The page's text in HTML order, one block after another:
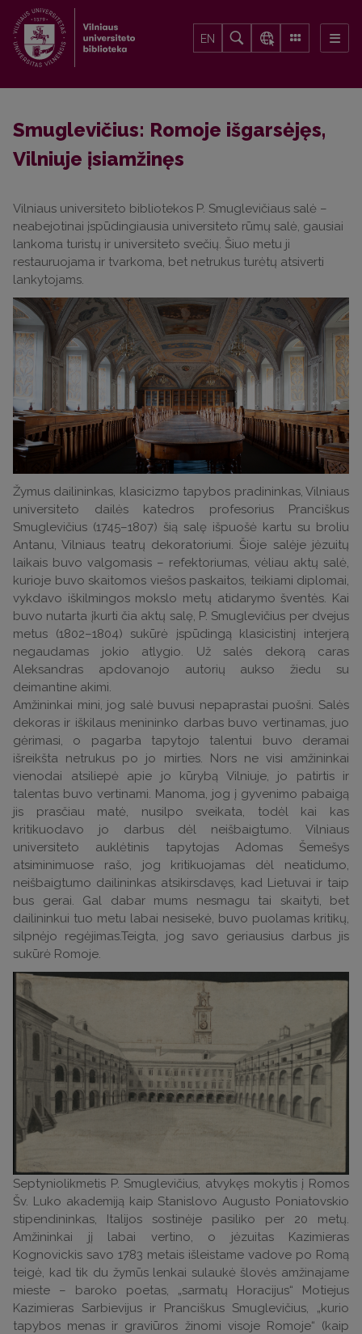
EN
Smuglevičius: Romoje išgarsėjęs,
Vilniuje įsiamžinęs
Vilniaus universiteto bibliotekos P. Smuglevičiaus salė –
neabejotinai įspūdingiausia universiteto rūmų salė, gausiai
lankoma turistų ir universiteto svečių. Šiuo metu ji
restauruojama ir tvarkoma, bet netrukus turėtų atsiverti
lankytojams.
Žymus dailininkas, klasicizmo tapybos pradininkas, Vilniaus
universiteto dailės katedros profesorius Pranciškus
Smuglevičius (1745–1807) šią salę išpuošė kartu su broliu
Antanu, Vilniaus teatrų dekoratoriumi. Šioje salėje jėzuitų
laikais buvo valgomasis – refektoriumas, vėliau aktų salė,
kurioje buvo skaitomos viešos paskaitos, teikiami diplomai,
vykdavo iškilmingos mokslo metų atidarymo šventės. Kai
buvo nutarta įkurti čia aktų salę, P. Smuglevičius per dvejus
metus (1802–1804) sukūrė įspūdingą klasicistinį interjerą
negaudamas jokio atlygio. Už salės dekorą caras
Aleksandras apdovanojo autorių aukso žiedu su
deimantine akimi.
Amžininkai mini, jog salė buvusi nepaprastai puošni. Salės
dekoras ir iškilaus menininko darbas buvo vertinamas, juo
gėrimasi, o pagarba tapytojo talentui buvo deramai
išreikšta netrukus po jo mirties. Nors ne visi amžininkai
vienodai atsiliepė apie jo kūrybą Vilniuje, jo patirtis ir
talentas buvo vertinami. Manoma, jog į gyvenimo pabaigą
jis prasčiau matė, nusilpo sveikata, todėl kai kas
kritikuodavo jo darbus dėl neišbaigtumo. Vilniaus
universiteto auklėtinis tapytojas Adomas Šemešys
atsiminimuose rašo, jog kritikuojamas dėl neatidumo,
neišbaigtumo dailininkas atsikirsdavęs, kad Lietuvai ir taip
bus gerai. Gal dabar mums nesmagu tai skaityti, bet
dailininkui tuo metu labai nesisekė, buvo puolamas kritikų,
silpnėjo regėjimas.Teigta, jog savo geriausius darbus jis
sukūrė Romoje.
Septyniolikmetis P. Smuglevičius, atvykęs mokytis į Romos
Šv. Luko akademiją kaip Stanislovo Augusto Poniatovskio
stipendininkas, Italijos sostinėje pasiliko per 20 metų.
Amžininkai jį labai vertino, o jėzuitas Kazimieras
Kognovickis savo 1783 metais išleistame vadove po Romą
teigė, kad tik du žymūs lenkai sulaukė šlovės amžinajame
mieste – baroko poetas, „sarmatų Horacijus“ Motiejus
Kazimieras Sarbievijus ir Pranciškus Smuglevičius, „kurio
tapybos menas ir graviūros žinomi visoje Romoje“ (kaip